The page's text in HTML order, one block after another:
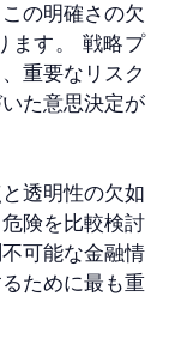
の明確さの欠
ます。 戦略プ
重要なリスク
た意思決定が
透明性の欠如
険を比較検討
可能な金融情
ために最も重